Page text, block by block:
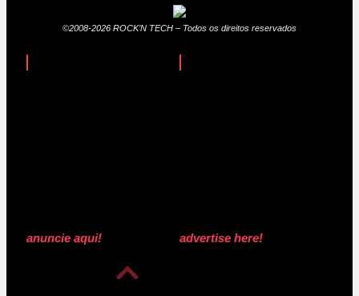
©2008-2026 ROCK’N TECH – Todos os direitos reservados
anuncie aqui! advertise here!